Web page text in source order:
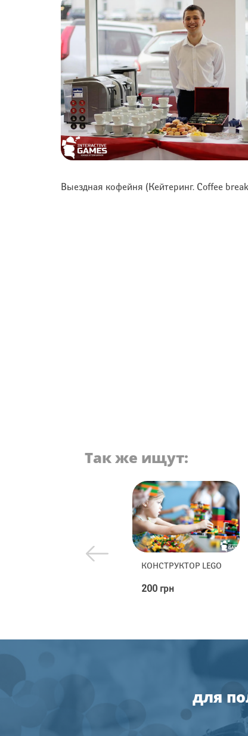
Выездная кофейня (Кейтеринг. Coffee
Так же ищут:
КОНСТРУКТОР LEGO
200 грн
для